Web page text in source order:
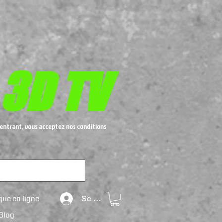
TV
vous acceptez nos conditions
en ligne
Se connecter